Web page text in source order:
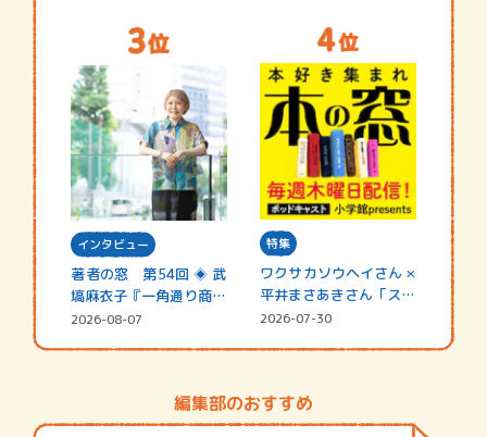
インタビュー
著者の窓 第54回 ◈ 武
塙麻衣子『一角通り商店
街の…
2026-08-07
特集
ワクサカソウヘイさん ×
平井まさあきさん「スペ
シャ…
2026-07-30
編集部のおすすめ